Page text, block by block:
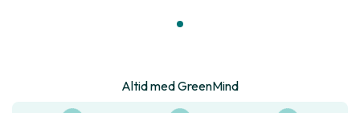
Altid med GreenMind